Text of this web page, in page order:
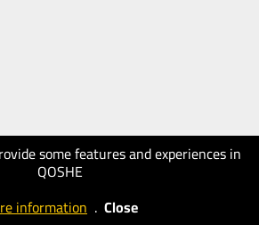
some features and experiences in
QOSHE
information . Close